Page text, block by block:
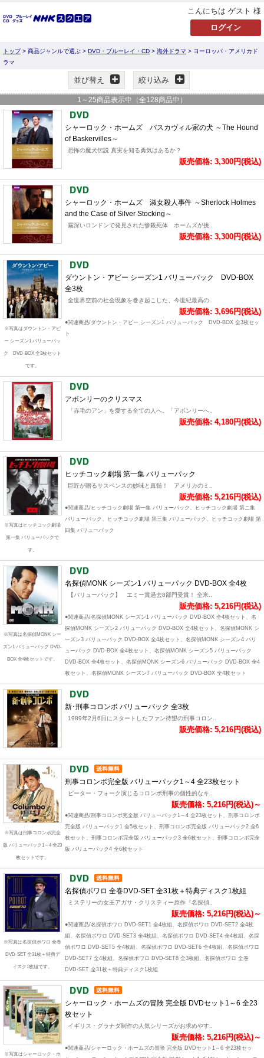
こんにちは ゲスト 様
トップ> 商品ジャンルで選ぶ > DVD・ブルーレイ・CD > 海外ドラマ > ヨーロッパ・アメリカド
ラマ
並び替え 絞り込み
1 ～ 25商品表示中（全128商品中）
シャーロック・ホームズ バスカヴィル家の犬 ～The Hound
of Baskervilles～
恐怖の魔犬伝説 真実を知る勇気はあるか？
販売価格: 3,300円(税込)
シャーロック・ホームズ 淑女殺人事件 ～Sherlock Holmes
and the Case of Silver Stocking～
霧深いロンドンで発見された惨殺死体 ホームズが挑..
販売価格: 3,300円(税込)
※写真はダウントン・アビ
ー シーズン1 バリューパッ
ク DVD-BOX 全3枚セット
です。
ダウントン・アビー シーズン1 バリューパック DVD-BOX
全3枚
全世界空前の社会現象を巻き起こした、今世紀最高の..
販売価格: 3,696円(税込)
●関連商品/ダウントン・アビー シーズン1 バリューパック DVD-BOX 全3枚セッ
ト
アボンリーのクリスマス
「赤毛のアン」を愛する全ての人へ。「アボンリーへ..
販売価格: 4,180円(税込)
※写真はヒッチコック劇場
第一集 バリューパックで
す。
ヒッチコック劇場 第一集 バリューパック
巨匠が贈るサスペンスの妙味と真髄！ アメリカのミ..
販売価格: 5,216円(税込)
●関連商品/ヒッチコック劇場 第一集 バリューパック、ヒッチコック劇場 第ニ集
バリューパック、ヒッチコック劇場 第三集 バリューパック、ヒッチコック劇場 第
四集 バリューパック
※写真は名探偵MONK シー
ズン1 バリューパック DVD-
BOX 全4枚セットです。
名探偵MONK シーズン1 バリューパック DVD-BOX 全4枚
【バリューパック】 エミー賞過去8部門受賞！ 全米..
販売価格: 5,216円(税込)
●関連商品/名探偵MONK シーズン1 バリューパック DVD-BOX 全4枚セット、名
探偵MONK シーズン2 バリューパック DVD-BOX 全4枚セット、名探偵MONK シ
ーズン3 バリューパック DVD-BOX 全4枚セット、名探偵MONK シーズン4 バリ
ューパック DVD-BOX 全4枚セット、名探偵MONK シーズン5 バリューパック
DVD-BOX 全4枚セット、名探偵MONK シーズン6 バリューパック DVD-BOX 全4
枚セット、名探偵MONK シーズン7 バリューパック DVD-BOX 全4枚セット
新･刑事コロンボ バリューパック 全3枚
1989年2月6日にスタートしたファン待望の刑事コロン..
販売価格: 5,216円(税込)
※写真は刑事コロンボ完全
版 バリューパック1～4 全23
枚セットです。
刑事コロンボ完全版 バリューパック1～4 全23枚セット
ピーター・フォーク演じるコロンボ刑事の個性的なキ..
販売価格: 5,216円(税込)～
●関連商品/刑事コロンボ完全版 バリューパック1～4 全23枚セット、刑事コロンボ
完全版 バリューパック1 全5枚セット、刑事コロンボ完全版 バリューパック2 全6
枚セット、刑事コロンボ完全版 バリューパック3 全6枚セット、刑事コロンボ完全
版 バリューパック4 全6枚セット
※写真は名探偵ポワロ 全巻
DVD-SET 全31枚＋特典デ
ィスク1枚組です。
名探偵ポワロ 全巻DVD-SET 全31枚＋特典ディスク1枚組
ミステリーの女王アガサ・クリスティー原作『名探偵..
販売価格: 5,216円(税込)～
●関連商品/名探偵ポワロ DVD-SET1 全4枚組、名探偵ポワロ DVD-SET2 全4枚
組、名探偵ポワロ DVD-SET3 全4枚組、名探偵ポワロ DVD-SET4 全4枚組、名探
偵ポワロ DVD-SET5 全4枚組、名探偵ポワロ DVD-SET6 全4枚組、名探偵ポワロ
DVD-SET7 全4枚組、名探偵ポワロ DVD-SET8 全3枚組、名探偵ポワロ 全巻
DVD-SET 全31枚＋特典ディスク1枚組
※写真はシャーロック・ホ
シャーロック・ホームズの冒険 完全版 DVDセット1～6 全23
枚セット
イギリス・グラナダ制作の人気シリーズがお求めやす..
販売価格: 5,216円(税込)～
●関連商品/シャーロック・ホームズの冒険 完全版 DVDセット1～6 全23枚セッ